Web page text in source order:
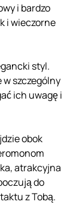
i bardzo
i wieczorne
styl.
w szczególny
ich uwagę i
obok
atrakcyjna
do
z Tobą.